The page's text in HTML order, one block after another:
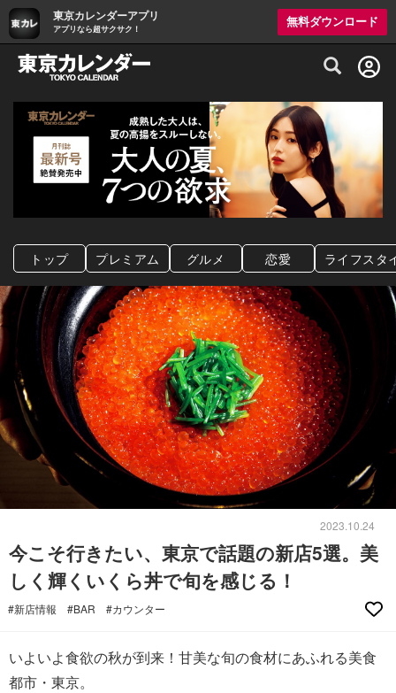
東京カレンダーアプリ
アプリなら超サクサク！
無料ダウンロード
グルメ情報・プレミアムレストラン予約
トップ プレミアム グルメ 恋愛 ライフスタ
2023.10.24
今こそ行きたい、東京で話題の新店5選。美
しく輝くいくら丼で旬を感じる！
#新店情報 #BAR #カウンター
いよいよ食欲の秋が到来！甘美な旬の食材にあふれる美食
都市・東京。